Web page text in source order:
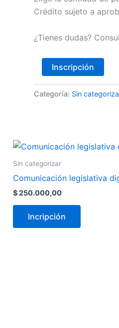
Crédito sujeto a
¿Tienes dudas?
Inscripción
Categoría: Sin
Sin categorizar
Comunicación legislativa
$250.000,00
Incripción